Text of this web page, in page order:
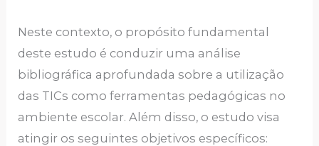
Neste contexto, o propósito fundamental
deste estudo é conduzir uma análise
bibliográfica aprofundada sobre a utilização
das TICs como ferramentas pedagógicas no
ambiente escolar. Além disso, o estudo visa
atingir os seguintes objetivos específicos: